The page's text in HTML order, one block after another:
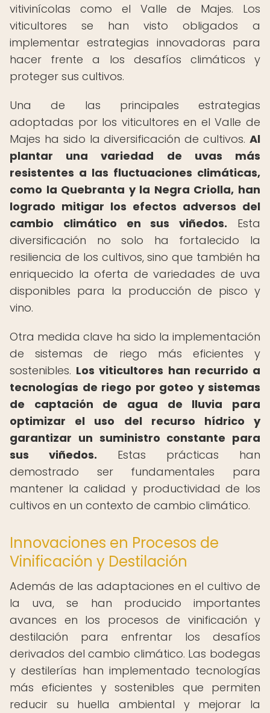
vitivinícolas como el Valle de Majes. Los
viticultores se han visto obligados a
implementar estrategias innovadoras para
hacer frente a los desafíos climáticos y
proteger sus cultivos.
Una de las principales estrategias
adoptadas por los viticultores en el Valle de
Majes ha sido la diversificación de cultivos. Al
plantar una variedad de uvas más
resistentes a las fluctuaciones climáticas,
como la Quebranta y la Negra Criolla, han
logrado mitigar los efectos adversos del
cambio climático en sus viñedos. Esta
diversificación no solo ha fortalecido la
resiliencia de los cultivos, sino que también ha
enriquecido la oferta de variedades de uva
disponibles para la producción de pisco y
vino.
Otra medida clave ha sido la implementación
de sistemas de riego más eficientes y
sostenibles. Los viticultores han recurrido a
tecnologías de riego por goteo y sistemas
de captación de agua de lluvia para
optimizar el uso del recurso hídrico y
garantizar un suministro constante para
sus viñedos. Estas prácticas han
demostrado ser fundamentales para
mantener la calidad y productividad de los
cultivos en un contexto de cambio climático.
Innovaciones en Procesos de
Vinificación y Destilación
Además de las adaptaciones en el cultivo de
la uva, se han producido importantes
avances en los procesos de vinificación y
destilación para enfrentar los desafíos
derivados del cambio climático. Las bodegas
y destilerías han implementado tecnologías
más eficientes y sostenibles que permiten
reducir su huella ambiental y mejorar la